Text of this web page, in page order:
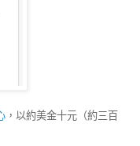
，以約美金十元（約三百